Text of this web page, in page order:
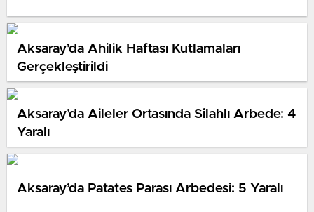
Aksaray’da Ahilik Haftası Kutlamaları
Gerçekleştirildi
Aksaray’da Aileler Ortasında Silahlı Arbede: 4
Yaralı
Aksaray’da Patates Parası Arbedesi: 5 Yaralı